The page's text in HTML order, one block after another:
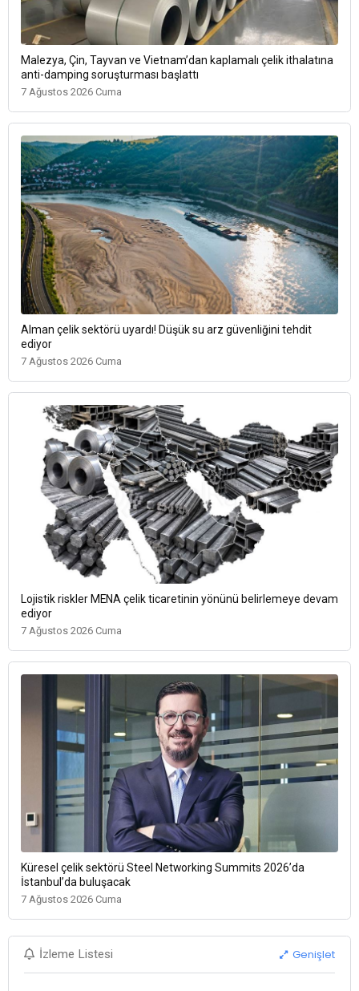
Malezya, Çin, Tayvan ve Vietnam’dan kaplamalı çelik ithalatına
anti-damping soruşturması başlattı
7 Ağustos 2026 Cuma
Alman çelik sektörü uyardı! Düşük su arz güvenliğini tehdit
ediyor
7 Ağustos 2026 Cuma
Lojistik riskler MENA çelik ticaretinin yönünü belirlemeye devam
ediyor
7 Ağustos 2026 Cuma
Küresel çelik sektörü Steel Networking Summits 2026’da
İstanbul’da buluşacak
7 Ağustos 2026 Cuma
İzleme Listesi Genişlet